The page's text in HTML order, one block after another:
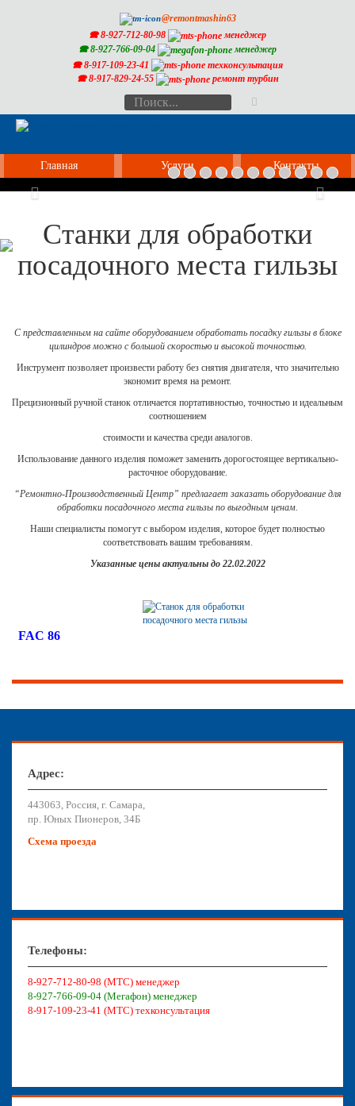
@remontmashin63
🕿 8-927-712-80-98
менеджер
🕿 8-927-766-09-04
менеджер
🕿 8-917-109-23-41
техконсультация
🕿 8-917-829-24-55
ремонт турбин
Главная Услуги Контакты
Previous
Станки для обработки
посадочного места гильзы
С представленным на сайте оборудованием обработать посадку гильзы в блоке
цилиндров можно с большой скоростью и высокой точностью.
Инструмент позволяет произвести работу без снятия двигателя, что значительно
экономит время на ремонт.
Прецизионный ручной станок отличается портативностью, точностью и идеальным
соотношением
стоимости и качества среди аналогов.
Использование данного изделия поможет заменить дорогостоящее вертикально-
расточное оборудование.
“Ремонтно-Производственный Центр” предлагает заказать оборудование для
обработки посадочного места гильзы по выгодным ценам.
Наши специалисты помогут с выбором изделия, которое будет полностью
соответствовать вашим требованиям.
Указанные цены актуальны до 22.02.2022
FAC 86
Адрес:
443063, Россия, г. Самара,
пр. Юных Пионеров, 34Б
Схема проезда
Телефоны:
8-927-712-80-98 (МТС) менеджер
8-927-766-09-04 (Мегафон) менеджер
8-917-109-23-41 (МТС) техконсультация